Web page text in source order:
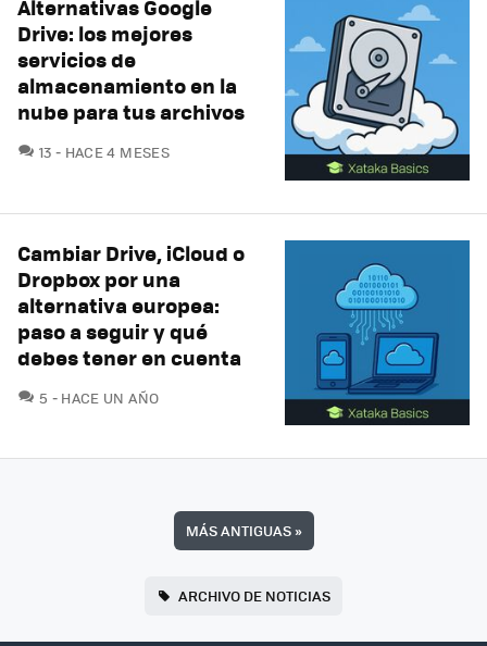
Alternativas Google
Drive: los mejores
servicios de
almacenamiento en la
nube para tus archivos
13 COMENTARIOS
HACE 4 MESES
Cambiar Drive, iCloud o
Dropbox por una
alternativa europea:
paso a seguir y qué
debes tener en cuenta
5 COMENTARIOS
HACE UN AÑO
MÁS ANTIGUAS»
ARCHIVO DE NOTICIAS